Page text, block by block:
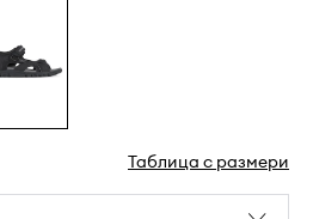
Таблица с размери